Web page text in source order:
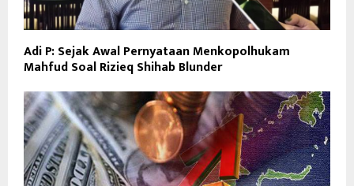
Adi P: Sejak Awal Pernyataan Menkopolhukam
Mahfud Soal Rizieq Shihab Blunder